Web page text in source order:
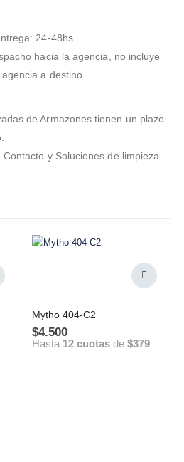
24-48hs
hacia la agencia, no incluye
a destino.
de Armazones tienen un plazo
y Soluciones de limpieza.
Mytho 404-C2
$4.500
Hasta 12 cuotas de $379